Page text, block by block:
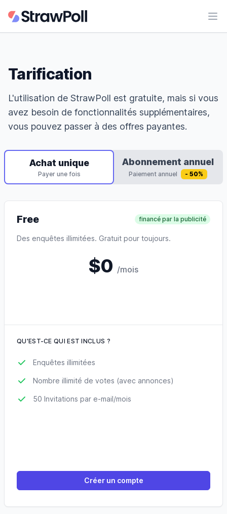
Tarification
L'utilisation de StrawPoll est gratuite, mais si vous
avez besoin de fonctionnalités supplémentaires,
vous pouvez passer à des offres payantes.
Achat unique
Payer une fois
Abonnement annuel
Paiement annuel - 50%
Free financé par la publicité
Des enquêtes illimitées. Gratuit pour toujours.
$0 /mois
QU'EST-CE QUI EST INCLUS ?
Enquêtes illimitées
Nombre illimité de votes (avec annonces)
50 Invitations par e-mail/mois
Créer un compte